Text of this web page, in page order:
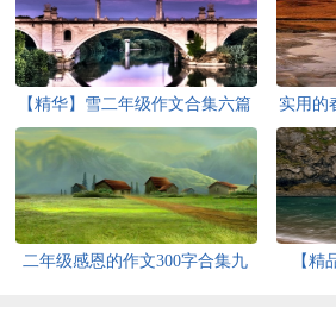
【精华】雪二年级作文合集六篇
实用的
二年级感恩的作文300字合集九
【精